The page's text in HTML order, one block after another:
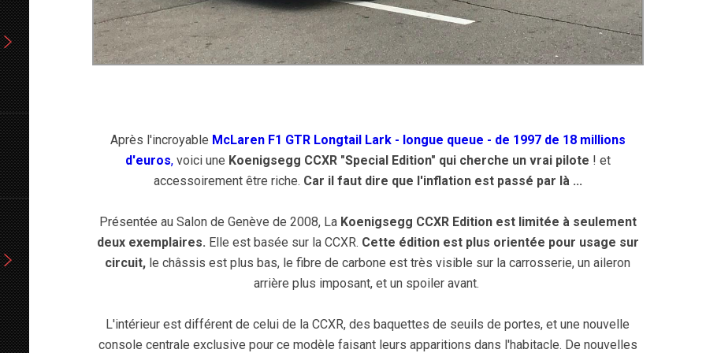
Après l'incroyable McLaren F1 GTR Longtail Lark - longue queue - de 1997 de 18 millions
d'euros,voici une Koenigsegg CCXR "Special Edition" qui cherche un vrai pilote ! et
accessoirement être riche. Car il faut dire que l'inflation est passé par là ...
Présentée au Salon de Genève de 2008, La Koenigsegg CCXR Edition est limitée à seulement
deux exemplaires. Elle est basée sur la CCXR. Cette édition est plus orientée pour usage sur
circuit, le châssis est plus bas, le fibre de carbone est très visible sur la carrosserie, un aileron
arrière plus imposant, et un spoiler avant.
L'intérieur est différent de celui de la CCXR, des baquettes de seuils de portes, et une nouvelle
console centrale exclusive pour ce modèle faisant leurs apparitions dans l'habitacle. De nouvelles